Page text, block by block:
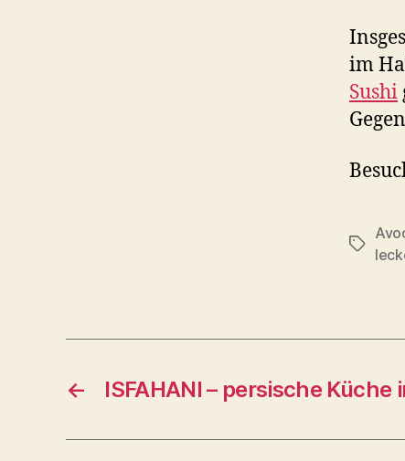
im
Sushi
← ISFAHANI – persische Küche